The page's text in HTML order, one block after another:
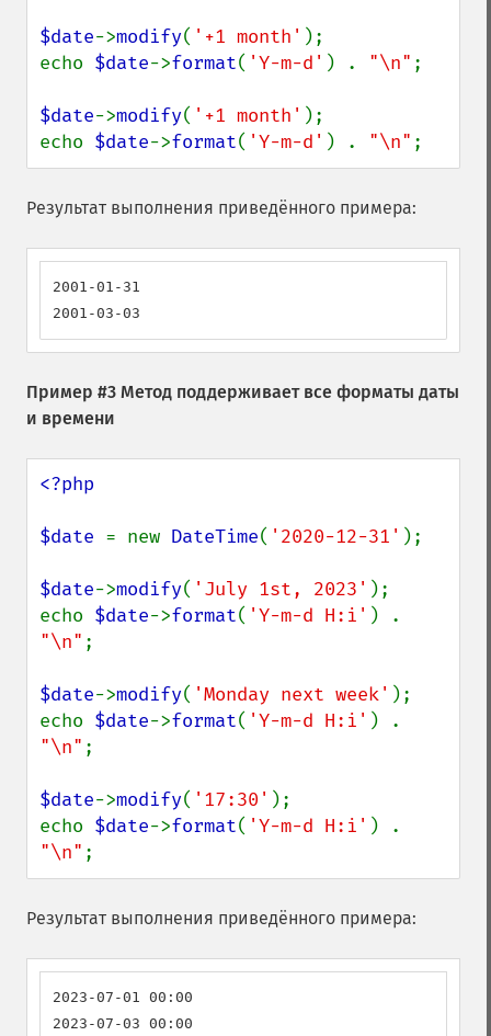
$date->modify( '+1 month' );
echo $date->format( 'Y-m-d' ) . "\n" ;
$date->modify( '+1 month' );
echo $date->format( 'Y-m-d' ) . "\n" ;
Результат выполнения приведённого примера:
2001-01-31
2001-03-03
Пример #3 Метод поддерживает все форматы даты
и времени
<?php
$date = new DateTime( '2020-12-31' );
$date->modify( 'July 1st, 2023' );
echo $date->format( 'Y-m-d H:i'
"\n" ;
$date->modify( 'Monday next week' );
echo $date->format( 'Y-m-d H:i'
"\n" ;
$date->modify( '17:30' );
echo $date->format( 'Y-m-d H:i'
"\n" ;
Результат выполнения приведённого примера:
2023-07-01 00:00
2023-07-03 00:00